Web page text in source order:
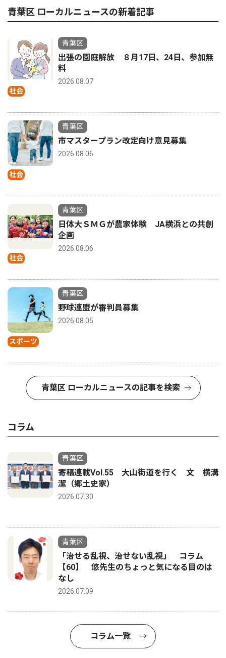
青葉区 ローカルニュースの新着記事
社会
青葉区
出張の園庭解放 ８月17日、24日、参加無
料
2026.08.07
社会
青葉区
市マスタープラン改定向け意見募集
2026.08.06
社会
青葉区
日体大ＳＭＧが農家体験 JA横浜との共創
企画
2026.08.06
スポーツ
青葉区
野球連盟が審判員募集
2026.08.05
青葉区 ローカルニュースの記事を検索
コラム
青葉区
寄稿連載Vol.55 大山街道を行く 文 横溝
潔（郷土史家）
2026.07.30
青葉区
「治せる乱視、治せない乱視」 コラム
【60】 悠先生のちょっと気になる目のは
なし
2026.07.09
コラム一覧